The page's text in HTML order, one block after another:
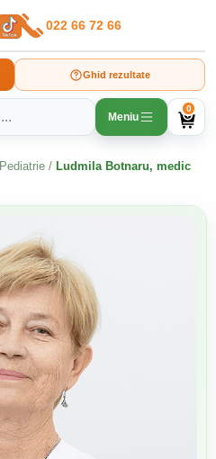
022 66 72 66
Ghid rezultate
Meniu
0
Pediatrie / Ludmila Botnaru, medic